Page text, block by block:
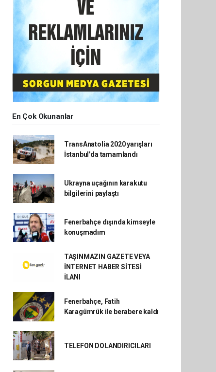
En Çok Okunanlar
TransAnatolia 2020 yarışları
İstanbul'da tamamlandı
Ukrayna uçağının karakutu
bilgilerini paylaştı
Fenerbahçe dışında kimseyle
konuşmadım
TAŞINMAZIN GAZETE VEYA
İNTERNET HABER SİTESİ
İLANI
Fenerbahçe, Fatih
Karagümrük ile berabere kaldı
TELEFON DOLANDIRICILARI